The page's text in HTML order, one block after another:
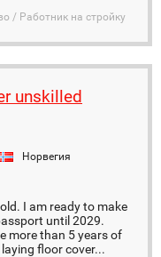
/ Работник на стройку
unskilled
Норвегия
I am ready to make
until 2029.
more than 5 years of
floor cover...